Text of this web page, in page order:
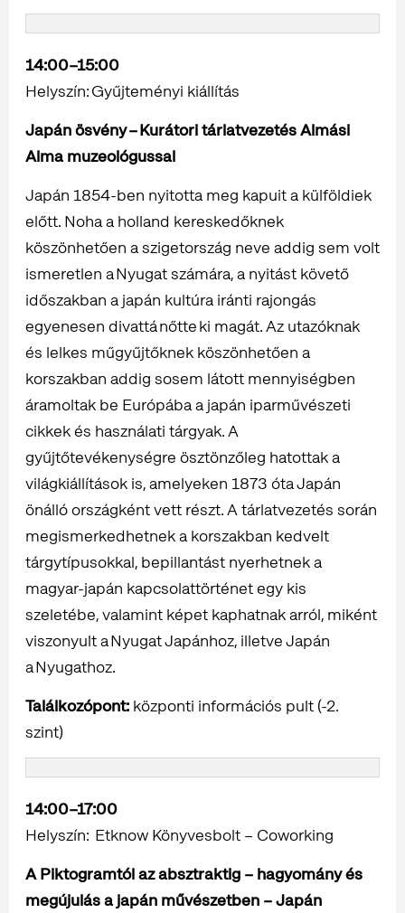
14:00–15:00
Helyszín: Gyűjteményi kiállítás
Japán ösvény – Kurátori tárlatvezetés Almási
Alma muzeológussal
Japán 1854-ben nyitotta meg kapuit a külföldiek
előtt. Noha a holland kereskedőknek
köszönhetően a szigetország neve addig sem volt
ismeretlen a Nyugat számára, a nyitást követő
időszakban a japán kultúra iránti rajongás
egyenesen divattá nőtte ki magát. Az utazóknak
és lelkes műgyűjtőknek köszönhetően a
korszakban addig sosem látott mennyiségben
áramoltak be Európába a japán iparművészeti
cikkek és használati tárgyak. A
gyűjtőtevékenységre ösztönzőleg hatottak a
világkiállítások is, amelyeken 1873 óta Japán
önálló országként vett részt. A tárlatvezetés során
megismerkedhetnek a korszakban kedvelt
tárgytípusokkal, bepillantást nyerhetnek a
magyar-japán kapcsolattörténet egy kis
szeletébe, valamint képet kaphatnak arról, miként
viszonyult a Nyugat Japánhoz, illetve Japán
a Nyugathoz.
Találkozópont: központi információs pult (-2.
szint)
14:00–17:00
Helyszín: Etknow Könyvesbolt – Coworking
A Piktogramtól az absztraktig – hagyomány és
megújulás a japán művészetben – Japán